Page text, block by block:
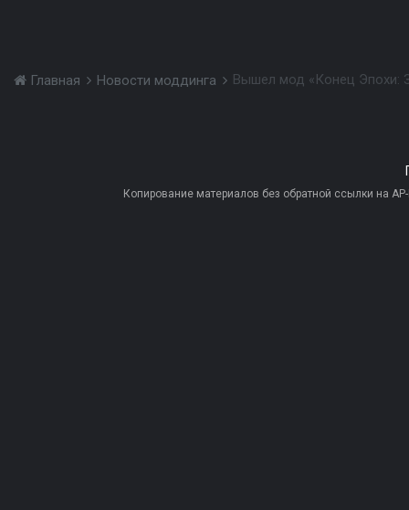
Главная Новости моддинга Вышел мод «Конец Эпохи:
Копирование материалов без обратной ссылки на